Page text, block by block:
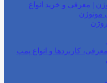
| معرفی و خرید انواع
موتوژن
کاربردها و انواع پمپ